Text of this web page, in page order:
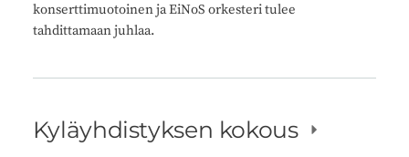
konserttimuotoinen ja EiNoS orkesteri tulee
tahdittamaan juhlaa.
Kyläyhdistyksen kokous